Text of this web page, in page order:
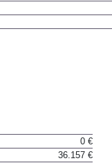
0 €
36.157 €